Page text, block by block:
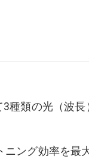
類の光（波長
ング効率を最